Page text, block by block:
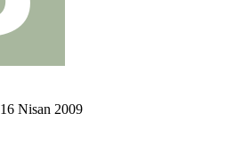
16 Nisan 2009